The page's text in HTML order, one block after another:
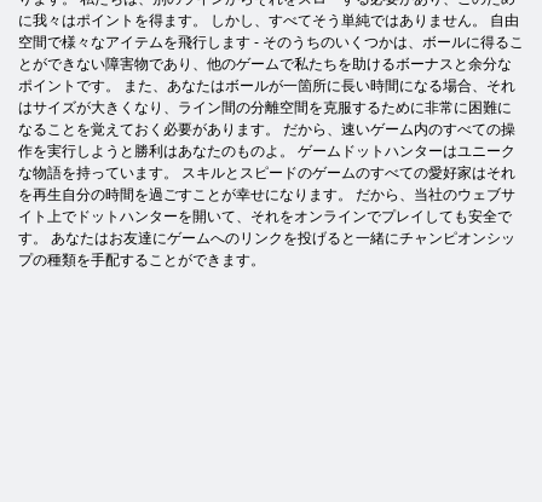
に我々はポイントを得ます。 しかし、すべてそう単純ではありません。 自由
空間で様々なアイテムを飛行します - そのうちのいくつかは、ボールに得るこ
とができない障害物であり、他のゲームで私たちを助けるボーナスと余分な
ポイントです。 また、あなたはボールが一箇所に長い時間になる場合、それ
はサイズが大きくなり、ライン間の分離空間を克服するために非常に困難に
なることを覚えておく必要があります。 だから、速いゲーム内のすべての操
作を実行しようと勝利はあなたのものよ。 ゲームドットハンターはユニーク
な物語を持っています。 スキルとスピードのゲームのすべての愛好家はそれ
を再生自分の時間を過ごすことが幸せになります。 だから、当社のウェブサ
イト上でドットハンターを開いて、それをオンラインでプレイしても安全で
す。 あなたはお友達にゲームへのリンクを投げると一緒にチャンピオンシッ
プの種類を手配することができます。